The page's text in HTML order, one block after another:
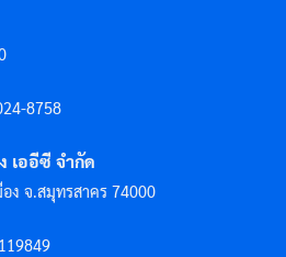
8758
เออีซี จำกัด
ง จ.สมุทรสาคร 74000